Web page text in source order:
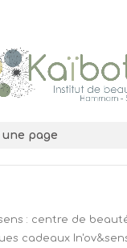
page
: centre de
cadeaux